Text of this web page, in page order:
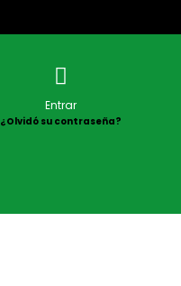
Entrar
¿Olvidó su contraseña?